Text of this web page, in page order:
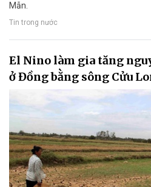
Mẫn.
Tin trong nước
El Nino làm gia tăng
ở Đồng bằng sông Cửu